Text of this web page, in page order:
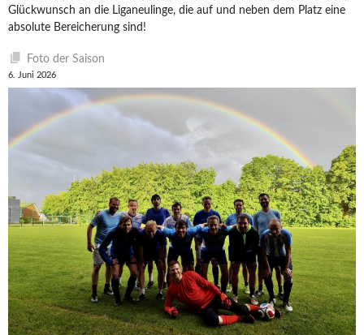
Glückwunsch an die Liganeulinge, die auf und neben dem Platz eine
absolute Bereicherung sind!
Foto der Saison
6. Juni 2026